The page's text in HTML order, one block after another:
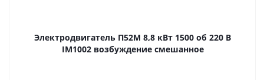
Электродвигатель П52М 8,8 кВт 1500 об 220 В
IM1002 возбуждение смешанное